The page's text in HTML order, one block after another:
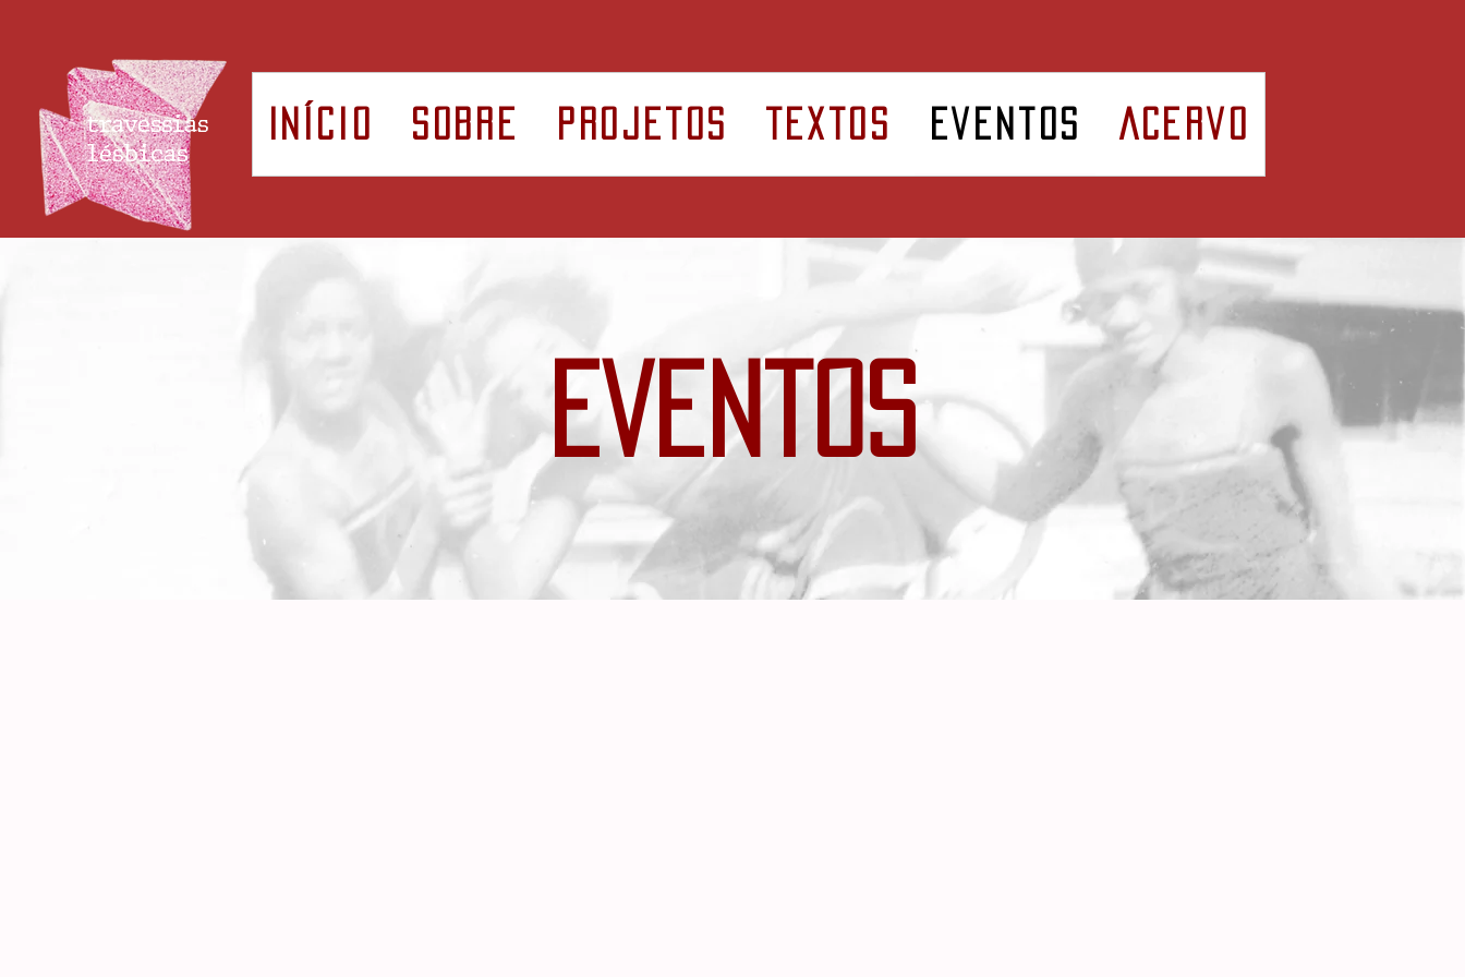
Início Sobre Projetos Textos Eventos Acervo
travessias
lésbicas
Eventos